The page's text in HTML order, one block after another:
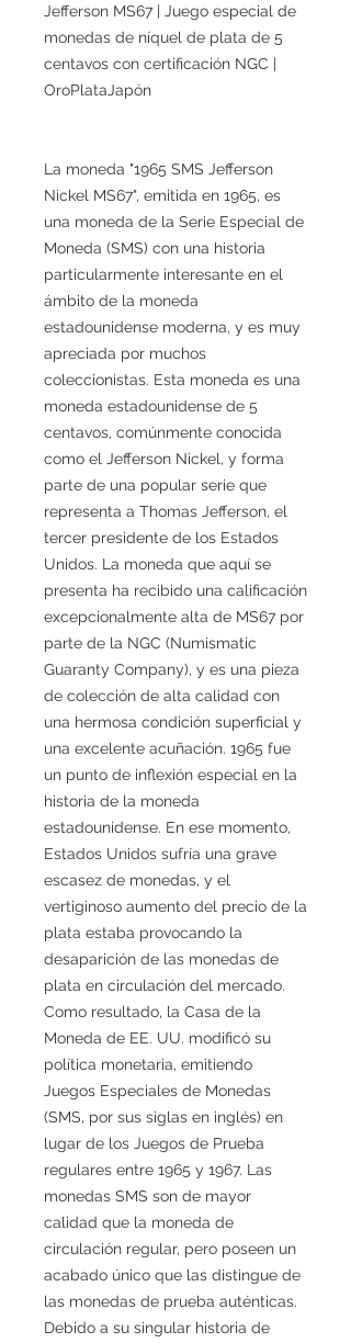
Jefferson MS67 | Juego especial de
monedas de níquel de plata de 5
centavos con certificación NGC |
OroPlataJapón
La moneda "1965 SMS Jefferson
Nickel MS67", emitida en 1965, es
una moneda de la Serie Especial de
Moneda (SMS) con una historia
particularmente interesante en el
ámbito de la moneda
estadounidense moderna, y es muy
apreciada por muchos
coleccionistas. Esta moneda es una
moneda estadounidense de 5
centavos, comúnmente conocida
como el Jefferson Nickel, y forma
parte de una popular serie que
representa a Thomas Jefferson, el
tercer presidente de los Estados
Unidos. La moneda que aquí se
presenta ha recibido una calificación
excepcionalmente alta de MS67 por
parte de la NGC (Numismatic
Guaranty Company), y es una pieza
de colección de alta calidad con
una hermosa condición superficial y
una excelente acuñación. 1965 fue
un punto de inflexión especial en la
historia de la moneda
estadounidense. En ese momento,
Estados Unidos sufría una grave
escasez de monedas, y el
vertiginoso aumento del precio de la
plata estaba provocando la
desaparición de las monedas de
plata en circulación del mercado.
Como resultado, la Casa de la
Moneda de EE. UU. modificó su
política monetaria, emitiendo
Juegos Especiales de Monedas
(SMS, por sus siglas en inglés) en
lugar de los Juegos de Prueba
regulares entre 1965 y 1967. Las
monedas SMS son de mayor
calidad que la moneda de
circulación regular, pero poseen un
acabado único que las distingue de
las monedas de prueba auténticas.
Debido a su singular historia de